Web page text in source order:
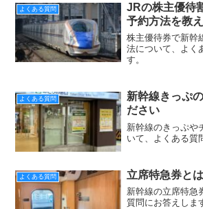
よくある質問
JRの株主優待
予約方法を教
株主優待券で新幹
法について、よく
す。
よくある質問
新幹線きっぷ
ださい
新幹線のきっぷや
いて、よくある質
よくある質問 立席特急券と
新幹線の立席特急
質問にお答えしま